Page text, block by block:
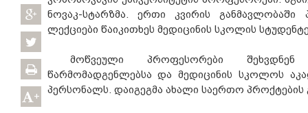
+
ნოვაკ-სტარზმა. ერთი კვირის
ლექციები წაიკითხეს მედიცინის სკოლის
მოწვეული პროფესორები შეხვდნენ
წარმომადგენლებსა და მედიცინის სკოლოს
პერსონალს. დაიგეგმა ახალი საერთო პროქტების